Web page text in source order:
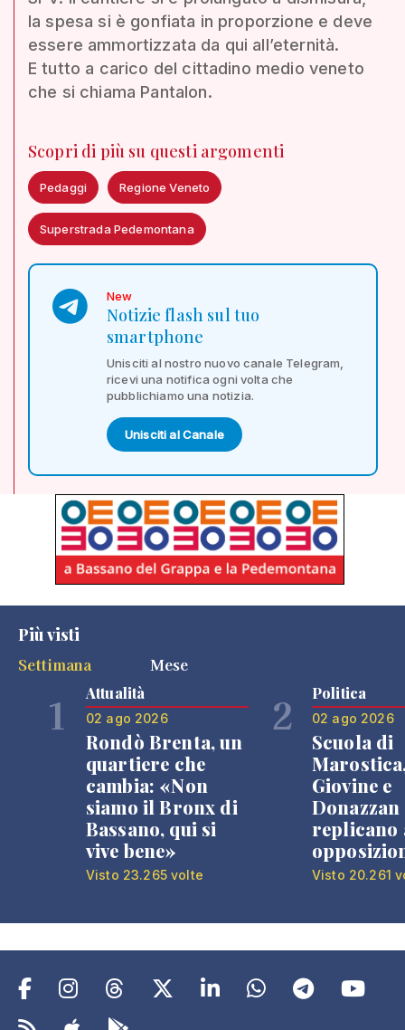
la spesa si è gonfiata in proporzione e deve
essere ammortizzata da qui all’eternità.
E tutto a carico del cittadino medio veneto
che si chiama Pantalon.
Scopri di più su questi argomenti
Pedaggi Regione Veneto
Superstrada Pedemontana
New
Notizie flash sul tuo
smartphone
Unisciti al nostro nuovo canale Telegram,
ricevi una notifica ogni volta che
pubblichiamo una notizia.
Unisciti al Canale
Più visti
Settimana
Mese
1 Attualità
02 ago 2026
Rondò Brenta, un
quartiere che
cambia: «Non
siamo il Bronx di
Bassano, qui si
vive bene»
Visto 23.265 volte
2 Politica
02 ago 2026
Scuola di
Giovine e
Donazzan
replicano
Visto 20.261